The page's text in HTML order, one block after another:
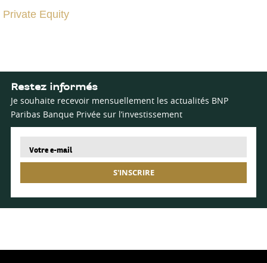
Private Equity
Restez informés
Je souhaite recevoir mensuellement les actualités BNP
Paribas Banque Privée sur l’investissement
S'INSCRIRE